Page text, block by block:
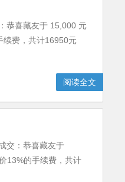
恭喜藏友于 15,000 元
续费，共计16950元
阅读全文
交：恭喜藏友于
13%的手续费，共计